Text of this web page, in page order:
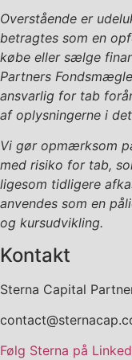
Overstående er
betragtes som en
købe eller sælge
Partners
ansvarlig for tab
af oplysningerne i
Vi gør opmærksom
med risiko for tab,
ligesom tidligere
anvendes som en
og kursudvikling.
Kontakt
Sterna Capital
Følg Sterna på